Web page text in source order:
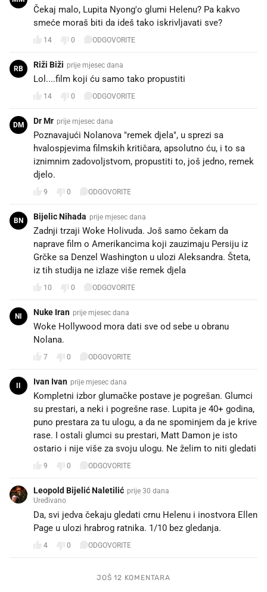
Čekaj malo, Lupita Nyong'o glumi Helenu? Pa kakvo
smeće moraš biti da ideš tako iskrivljavati sve?
14 0 ODGOVORITE
RB Riži Biži prije mjesec dana
Lol....film koji ću samo tako propustiti
14 0 ODGOVORITE
DM Dr Mr prije mjesec dana
Poznavajući Nolanova "remek djela", u sprezi sa
hvalospjevima filmskih kritičara, apsolutno ću, i to sa
iznimnim zadovoljstvom, propustiti to, još jedno, remek
djelo.
9 0 ODGOVORITE
BN Bijelic Nihada prije mjesec dana
Zadnji trzaji Woke Holivuda. Još samo čekam da
naprave film o Amerikancima koji zauzimaju Persiju iz
Grčke sa Denzel Washington u ulozi Aleksandra. Šteta,
iz tih studija ne izlaze više remek djela
10 0 ODGOVORITE
NI Nuke Iran prije mjesec dana
Woke Hollywood mora dati sve od sebe u obranu
Nolana.
7 0 ODGOVORITE
II Ivan Ivan prije mjesec dana
Kompletni izbor glumačke postave je pogrešan. Glumci
su prestari, a neki i pogrešne rase. Lupita je 40+ godina,
puno prestara za tu ulogu, a da ne spominjem da je krive
rase. I ostali glumci su prestari, Matt Damon je isto
ostario i nije više za svoju ulogu. Ne želim to niti gledati
9 0 ODGOVORITE
Leopold Bijelić Naletilić prije 30 dana
Uređivano
Da, svi jedva čekaju gledati crnu Helenu i inostvora Ellen
Page u ulozi hrabrog ratnika. 1/10 bez gledanja.
4 0 ODGOVORITE
JOŠ 12 KOMENTARA